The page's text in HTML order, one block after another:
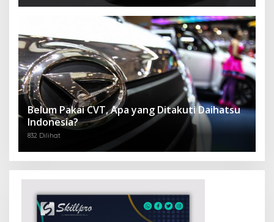
Belum Pakai CVT, Apa yang Ditakuti Daihatsu
Indonesia?
832 Dilihat